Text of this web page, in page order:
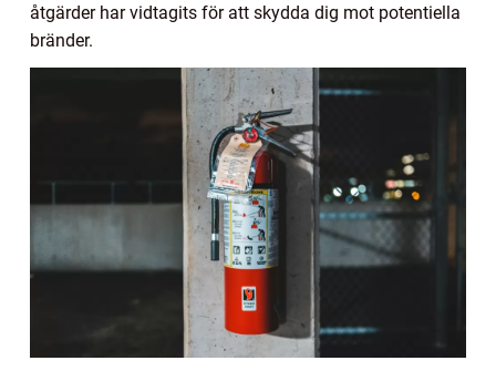
åtgärder har vidtagits för att skydda dig mot potentiella
bränder.